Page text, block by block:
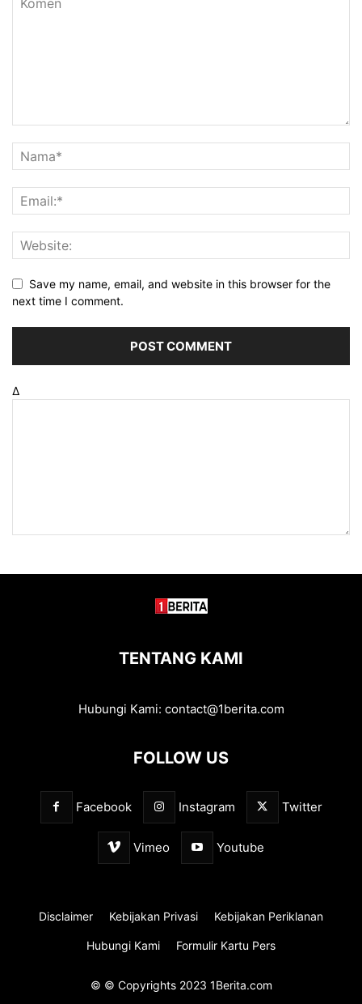
Save my name, email, and website in this browser for the
next time I comment.
Δ
TENTANG KAMI
Hubungi Kami: contact@1berita.com
FOLLOW US
Facebook Instagram Twitter
Vimeo Youtube
Disclaimer Kebijakan Privasi Kebijakan Periklanan
Hubungi Kami Formulir Kartu Pers
© © Copyrights 2023 1Berita.com